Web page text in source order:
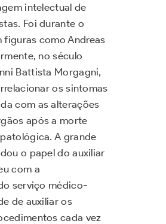
intelectual de
Foi durante o
figuras como Andreas
no século
Battista Morgagni,
os sintomas
com as alterações
após a morte
A grande
o papel do auxiliar
com a
serviço médico-
de auxiliar os
cada vez